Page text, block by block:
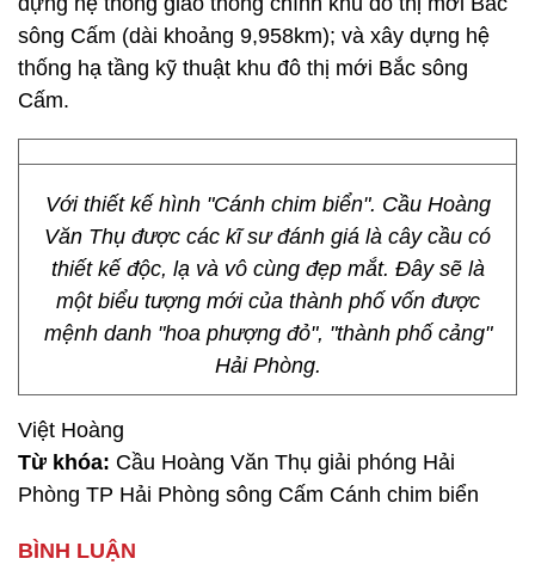
sông Cấm (dài khoảng 9,958km); và xây dựng hệ
thống hạ tầng kỹ thuật khu đô thị mới Bắc sông
Cấm.
Với thiết kế hình "Cánh chim biển". Cầu Hoàng
Văn Thụ được các kĩ sư đánh giá là cây cầu có
thiết kế độc, lạ và vô cùng đẹp mắt. Đây sẽ là
một biểu tượng mới của thành phố vốn được
mệnh danh "hoa phượng đỏ", "thành phố cảng"
Hải Phòng.
Việt Hoàng
Từ khóa: Cầu Hoàng Văn Thụ giải phóng Hải
Phòng TP Hải Phòng sông Cấm Cánh chim biển